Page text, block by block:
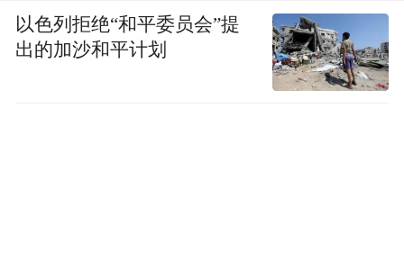
以色列拒绝“和平委员会”提
出的加沙和平计划